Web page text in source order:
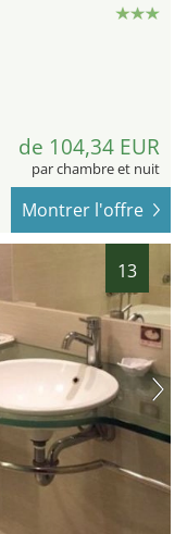
de 104,34 EUR
par chambre et nuit
Montrer l'offre
13